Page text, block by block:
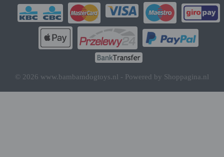
© 2026 www.bambamdogtoys.nl - Powered by Shoppagina.nl